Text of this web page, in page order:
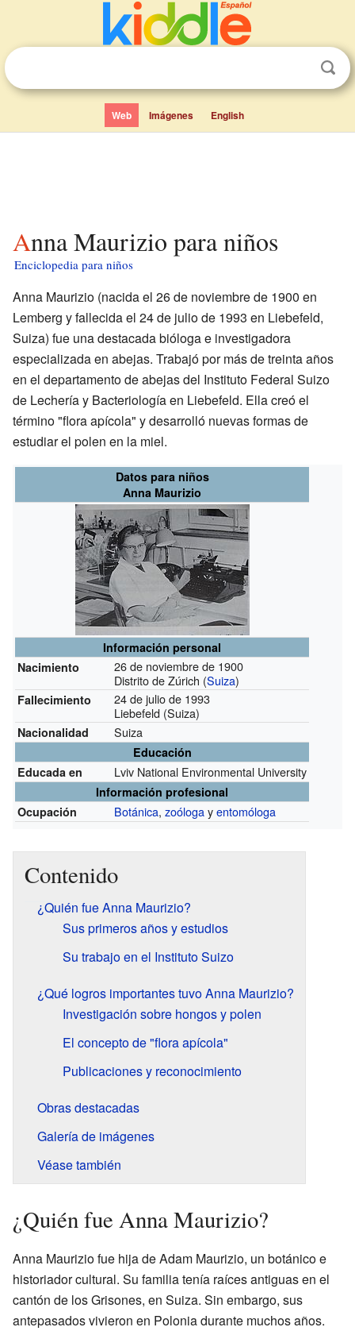
Web Imágenes English
Anna Maurizio para niños
Enciclopedia para niños
Anna Maurizio (nacida el 26 de noviembre de 1900 en
Lemberg y fallecida el 24 de julio de 1993 en Liebefeld,
Suiza) fue una destacada bióloga e investigadora
especializada en abejas. Trabajó por más de treinta años
en el departamento de abejas del Instituto Federal Suizo
de Lechería y Bacteriología en Liebefeld. Ella creó el
término "flora apícola" y desarrolló nuevas formas de
estudiar el polen en la miel.
Datos para niños
Anna Maurizio
Información personal
Nacimiento
26 de noviembre de 1900
Distrito de Zúrich (Suiza)
Fallecimiento
24 de julio de 1993
Liebefeld (Suiza)
Nacionalidad Suiza
Educación
Educada en
Lviv National Environmental University
Información profesional
Ocupación
Botánica,zoólogayentomóloga
Contenido
¿Quién fue Anna Maurizio?
Sus primeros años y estudios
Su trabajo en el Instituto Suizo
¿Qué logros importantes tuvo Anna Maurizio?
Investigación sobre hongos y polen
El concepto de "flora apícola"
Publicaciones y reconocimiento
Obras destacadas
Galería de imágenes
Véase también
¿Quién fue Anna Maurizio?
Anna Maurizio fue hija de Adam Maurizio, un botánico e
historiador cultural. Su familia tenía raíces antiguas en el
cantón de los Grisones, en Suiza. Sin embargo, sus
antepasados vivieron en Polonia durante muchos años.